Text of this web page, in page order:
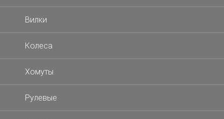
Вилки
Колеса
Хомуты
Рулевые